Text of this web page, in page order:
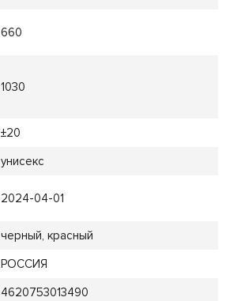
660
1030
±20
унисекс
2024-04-01
черный, красный
РОССИЯ
4620753013490